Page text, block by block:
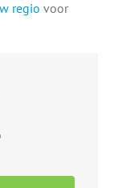
regio voor